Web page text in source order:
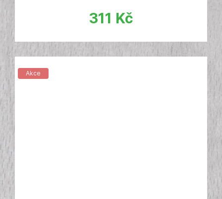
311 Kč
Akce